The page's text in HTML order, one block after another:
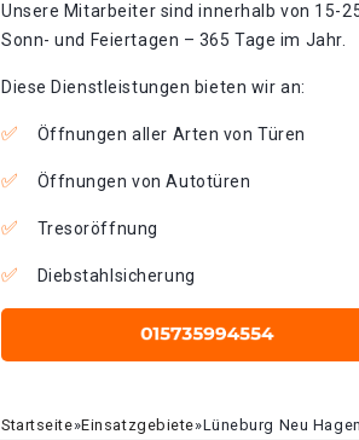
Unsere Mitarbeiter sind innerhalb von 15-
Sonn- und Feiertagen – 365 Tage im Jahr.
Diese Dienstleistungen bieten wir an:
Öffnungen aller Arten von Türen
Öffnungen von Autotüren
Tresoröffnung
Diebstahlsicherung
Startseite»Einsatzgebiete»Lüneburg Neu Hagen